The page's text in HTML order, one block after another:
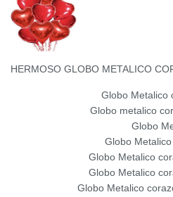
HERMOSO GLOBO METALICO
Globo Metalico
Globo metalico
Globo
Globo
Globo Metalico
Globo Metalico
Globo Metalico